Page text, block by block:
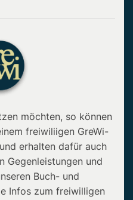
möchten, so können
freiwiliigen GreWi-
erhalten dafür auch
Gegenleistungen und
Buch- und
Infos zum freiwilligen